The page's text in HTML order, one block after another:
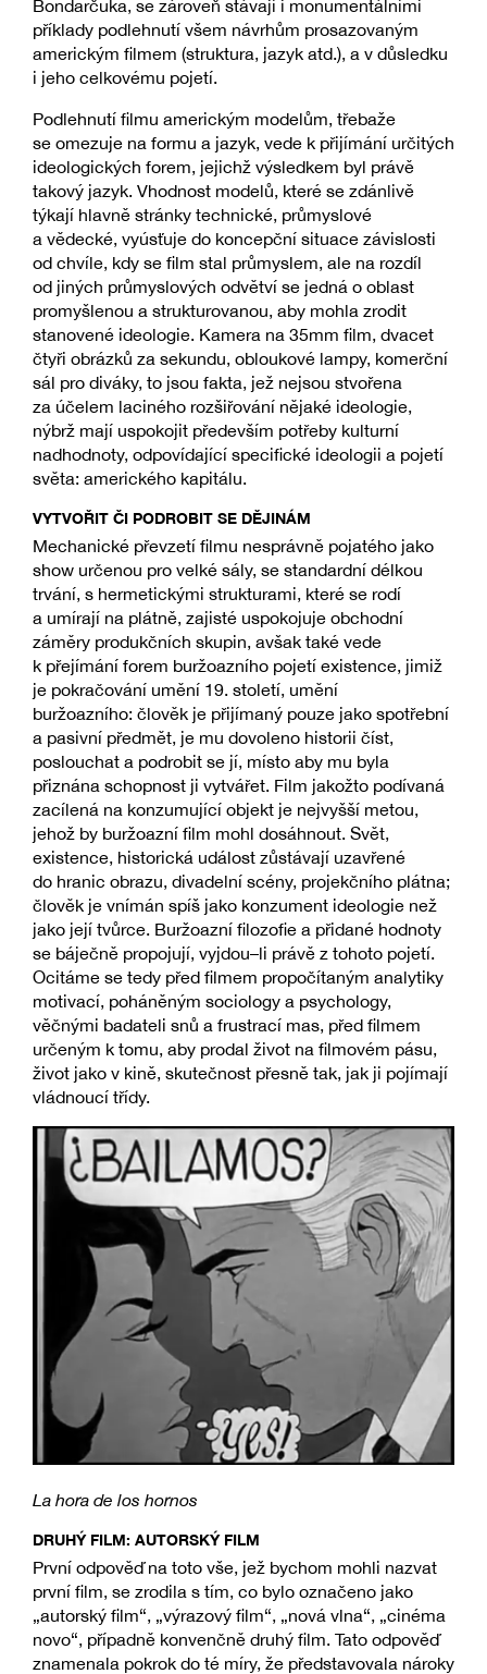
Bondarčuka, se zároveň stávají i monumentálními
příklady podlehnutí všem návrhům prosazovaným
americkým filmem (struktura, jazyk atd.), a v důsledku
i jeho celkovému pojetí.
Podlehnutí filmu americkým modelům, třebaže
se omezuje na formu a jazyk, vede k přijímání určitých
ideologických forem, jejichž výsledkem byl právě
takový jazyk. Vhodnost modelů, které se zdánlivě
týkají hlavně stránky technické, průmyslové
a vědecké, vyúsťuje do koncepční situace závislosti
od chvíle, kdy se film stal průmyslem, ale na rozdíl
od jiných průmyslových odvětví se jedná o oblast
promyšlenou a strukturovanou, aby mohla zrodit
stanovené ideologie. Kamera na 35mm film, dvacet
čtyři obrázků za sekundu, obloukové lampy, komerční
sál pro diváky, to jsou fakta, jež nejsou stvořena
za účelem laciného rozšiřování nějaké ideologie,
nýbrž mají uspokojit především potřeby kulturní
nadhodnoty, odpovídající specifické ideologii a pojetí
světa: amerického kapitálu.
VYTVOŘIT ČI PODROBIT SE DĚJINÁM
Mechanické převzetí filmu nesprávně pojatého jako
show určenou pro velké sály, se standardní délkou
trvání, s hermetickými strukturami, které se rodí
a umírají na plátně, zajisté uspokojuje obchodní
záměry produkčních skupin, avšak také vede
k přejímání forem buržoazního pojetí existence, jimiž
je pokračování umění 19. století, umění
buržoazního: člověk je přijímaný pouze jako spotřební
a pasivní předmět, je mu dovoleno historii číst,
poslouchat a podrobit se jí, místo aby mu byla
přiznána schopnost ji vytvářet. Film jakožto podívaná
zacílená na konzumující objekt je nejvyšší metou,
jehož by buržoazní film mohl dosáhnout. Svět,
existence, historická událost zůstávají uzavřené
do hranic obrazu, divadelní scény, projekčního plátna;
člověk je vnímán spíš jako konzument ideologie než
jako její tvůrce. Buržoazní filozofie a přidané hodnoty
se báječně propojují, vyjdou–li právě z tohoto pojetí.
Ocitáme se tedy před filmem propočítaným analytiky
motivací, poháněným sociology a psychology,
věčnými badateli snů a frustrací mas, před filmem
určeným k tomu, aby prodal život na filmovém pásu,
život jako v kině, skutečnost přesně tak, jak ji pojímají
vládnoucí třídy.
La hora de los hornos
DRUHÝ FILM: AUTORSKÝ FILM
První odpověď na toto vše, jež bychom mohli nazvat
první film, se zrodila s tím, co bylo označeno jako
„autorský film“, „výrazový film“, „nová vlna“, „cinéma
novo“, případně konvenčně druhý film. Tato odpověď
znamenala pokrok do té míry, že představovala nároky